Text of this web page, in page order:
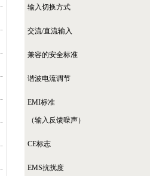
输入切换方式
交流/直流输入
兼容的安全标准
谐波电流调节
EMI标准
（输入反馈噪声）
CE标志
EMS抗扰度